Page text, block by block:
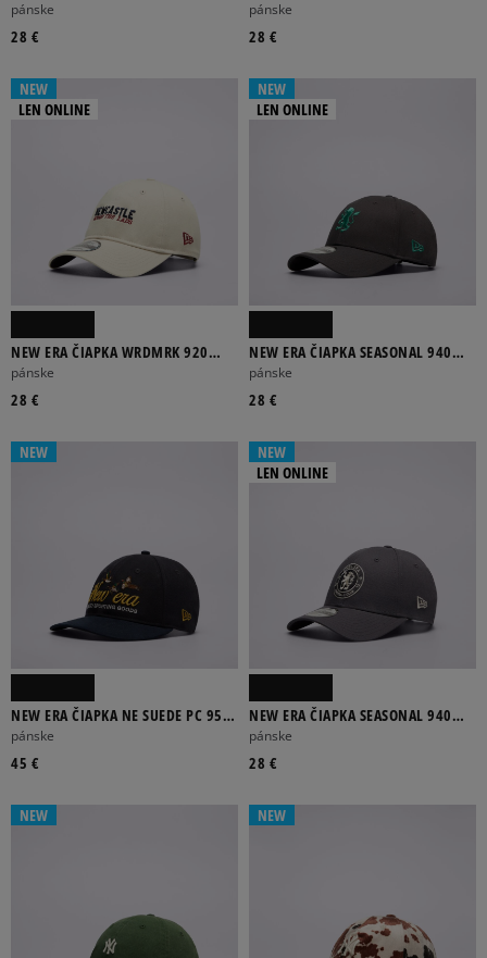
LIVERPOOL LIVERPOOL FC
pánske
28 €
PORTO FC PORTO
pánske
28 €
NEW
LEN ONLINE
NEW ERA ČIAPKA WRDMRK 920
NEWCASTLE NEWCASTLE UNITED FC
pánske
28 €
NEW
LEN ONLINE
NEW ERA ČIAPKA SEASONAL 940
ASTON VILLA ASTON VILLA FC
pánske
28 €
NEW
NEW ERA ČIAPKA NE SUEDE PC 950
RC NEWERA NVY NONE
pánske
45 €
NEW
LEN ONLINE
NEW ERA ČIAPKA SEASONAL 940
CHELSEA CHELSEA FC LION CREST
pánske
28 €
NEW NEW